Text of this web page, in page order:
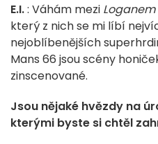
E.I.: Váhám mezi Loganem
který z nich se mi líbí
nejoblíbenějších
Mans 66 jsou scény
zinscenované.
Jsou nějaké hvězdy na
kterými byste si chtěl